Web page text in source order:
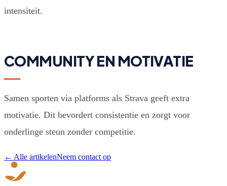
intensiteit.
COMMUNITY EN MOTIVATIE
Samen sporten via platforms als Strava geeft extra
motivatie. Dit bevordert consistentie en zorgt voor
onderlinge steun zonder competitie.
← Alle artikelenNeem contact op